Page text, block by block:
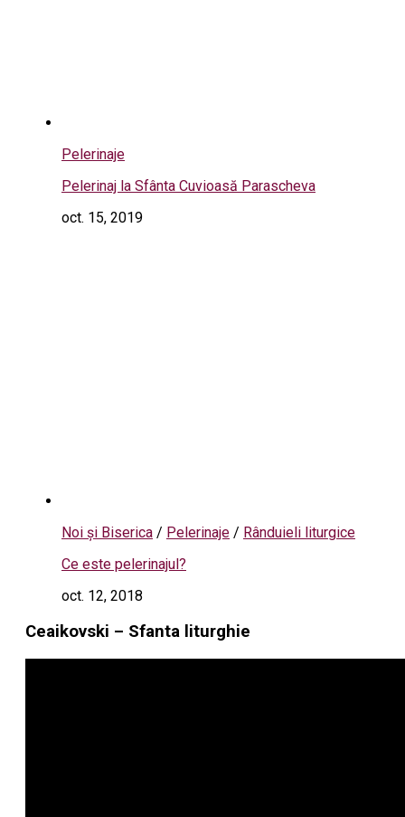
Pelerinaje
Pelerinaj la Sfânta Cuvioasă Parascheva
oct. 15, 2019
Noi și Biserica / Pelerinaje / Rânduieli liturgice
Ce este pelerinajul?
oct. 12, 2018
Ceaikovski – Sfanta liturghie